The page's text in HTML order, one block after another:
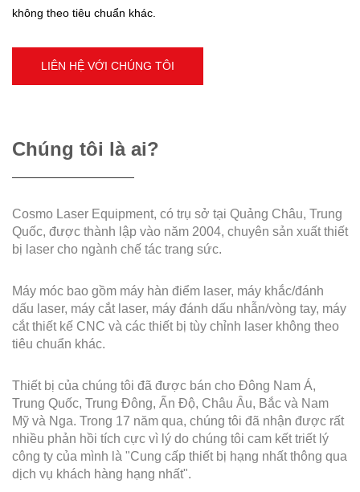
không theo tiêu chuẩn khác.
LIÊN HỆ VỚI CHÚNG TÔI
Chúng tôi là ai?
Cosmo Laser Equipment, có trụ sở tại Quảng Châu, Trung
Quốc, được thành lập vào năm 2004, chuyên sản xuất thiết
bị laser cho ngành chế tác trang sức.
Máy móc bao gồm máy hàn điểm laser, máy khắc/đánh
dấu laser, máy cắt laser, máy đánh dấu nhẫn/vòng tay, máy
cắt thiết kế CNC và các thiết bị tùy chỉnh laser không theo
tiêu chuẩn khác.
Thiết bị của chúng tôi đã được bán cho Đông Nam Á,
Trung Quốc, Trung Đông, Ấn Độ, Châu Âu, Bắc và Nam
Mỹ và Nga. Trong 17 năm qua, chúng tôi đã nhận được rất
nhiều phản hồi tích cực vì lý do chúng tôi cam kết triết lý
công ty của mình là "Cung cấp thiết bị hạng nhất thông qua
dịch vụ khách hàng hạng nhất".